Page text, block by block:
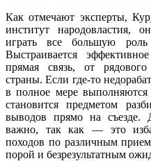
Как отмечают эксперты,
институт народовластия,
играть все большую роль
Выстраивается
прямая связь, от
страны. Если где-то
в полное мере выполняются
становится предметом
выводов прямо на съезде.
важно, так как — это
походов по различным
порой и безрезультатным